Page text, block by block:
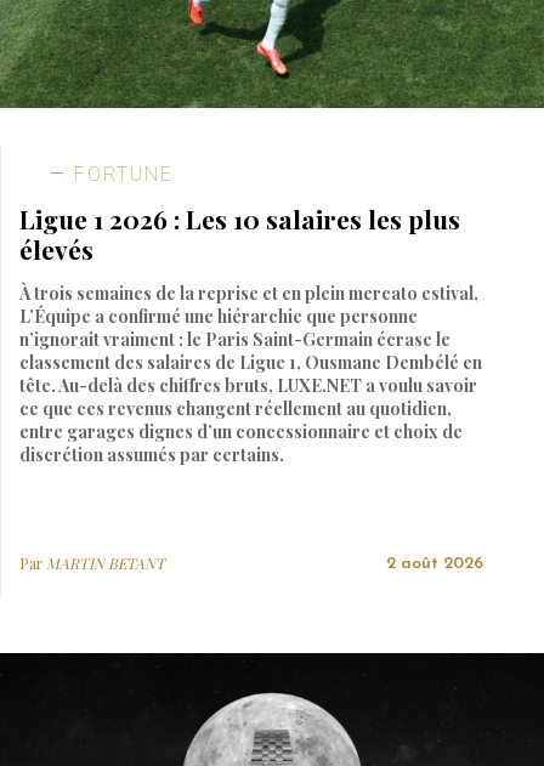
FORTUNE
Ligue 1 2026 : Les 10 salaires les plus
élevés
À trois semaines de la reprise et en plein mercato estival,
L’Équipe a confirmé une hiérarchie que personne
n’ignorait vraiment : le Paris Saint-Germain écrase le
classement des salaires de Ligue 1, Ousmane Dembélé en
tête. Au-delà des chiffres bruts, LUXE.NET a voulu savoir
ce que ces revenus changent réellement au quotidien,
entre garages dignes d’un concessionnaire et choix de
discrétion assumés par certains.
ParMARTIN BETANT 2 août 2026